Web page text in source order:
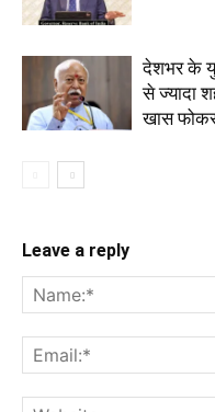
देशभर के
से ज्यादा
खास
Leave a reply